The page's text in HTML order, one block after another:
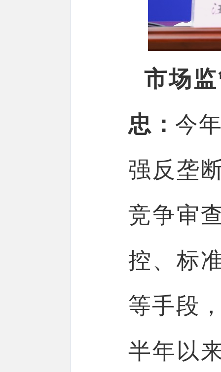
市场
忠： 今
强反垄
竞争审
控、标
等手段
半年以